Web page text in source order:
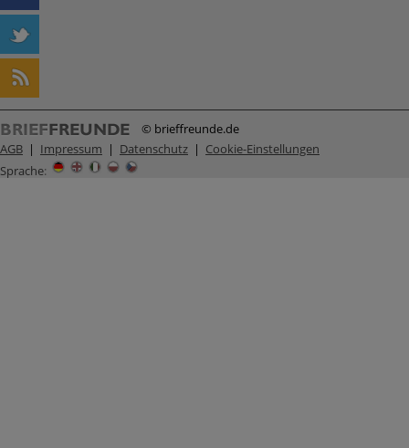
© brieffreunde.de
AGB | Impressum | Datenschutz | Cookie-Einstellungen
Sprache: